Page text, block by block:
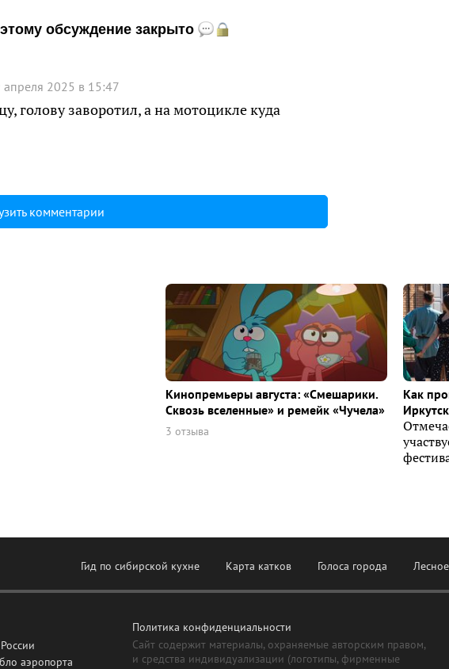
обсуждение закрыто
апреля 2025 в 15:47
голову заворотил, а на мотоцикле куда
комментарии
Кинопремьеры августа: «Смешарики.
Сквозь вселенные» и ремейк «Чучела»
3 отзыва
Как
Гид по сибирской кухне Карта катков Голоса города
аэропорта
Политика конфиденциальности
Сайт содержит материалы, охраняемые авторским правом,
и средства индивидуализации (логотипы, фирменные